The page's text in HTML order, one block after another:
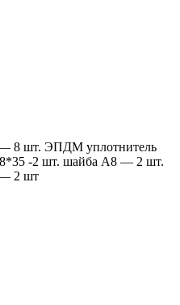
— 8 шт. ЭПДМ уплотнитель
-2 шт. шайба А8 — 2 шт.
2 шт